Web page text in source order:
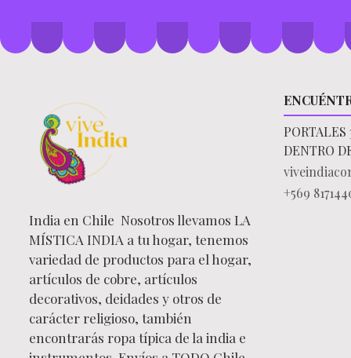
India en Chile Nosotros llevamos LA
MÍSTICA INDIA a tu hogar, tenemos
variedad de productos para el hogar,
artículos de cobre, artículos
decorativos, deidades y otros de
carácter religioso, también
encontrarás ropa típica de la india e
DENTRO
+569